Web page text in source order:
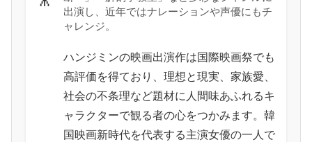
出演し、近年ではナレーションや声優にもチ
ャレンジ。
ハンジミンの映画出演作は国際映画祭でも
高評価を得ており、理想と現実、家族愛、
社会の不条理など題材に人間味あふれるキ
ャラクターで観る者の心をつかみます。韓
国映画新時代を代表する主演女優の一人で